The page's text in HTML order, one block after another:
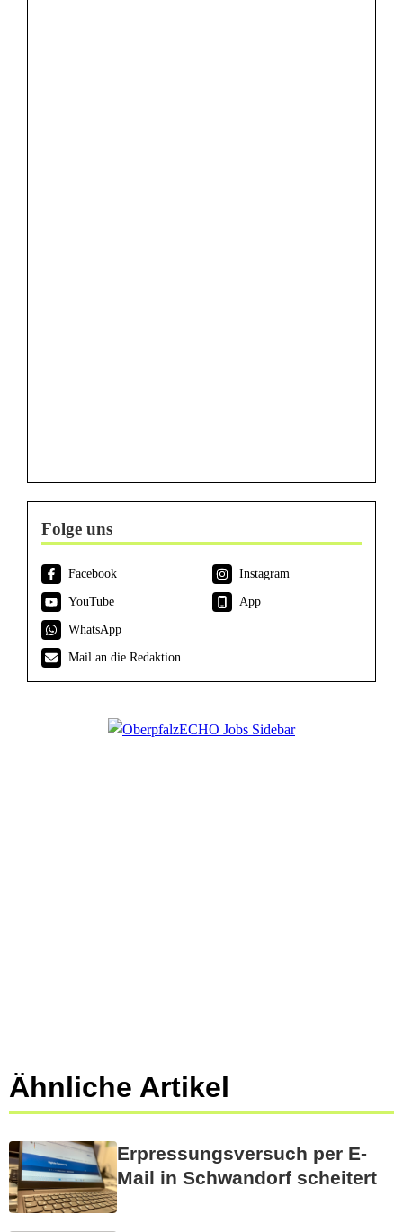
Folge uns
Facebook
Instagram
YouTube
App
WhatsApp
Mail an die Redaktion
Ähnliche Artikel
Erpressungsversuch per E-
Mail in Schwandorf scheitert